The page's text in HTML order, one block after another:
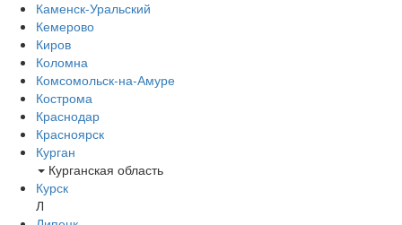
Каменск-Уральский
Кемерово
Киров
Коломна
Комсомольск-на-Амуре
Кострома
Краснодар
Красноярск
Курган
Курганская область
Курск
Л